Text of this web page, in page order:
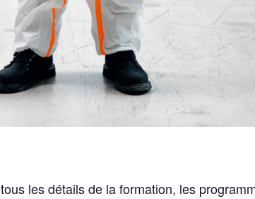
les détails de la formation, les